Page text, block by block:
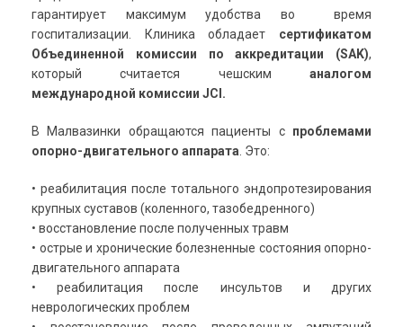
гарантирует максимум удобства во время
госпитализации. Клиника обладает сертификатом
Объединенной комиссии по аккредитации (SAK),
который считается чешским аналогом
международной комиссии JCI.
В Малвазинки обращаются пациенты с проблемами
опорно-двигательного аппарата . Это:
• реабилитация после тотального эндопротезирования
крупных суставов (коленного, тазобедренного)
• восстановление после полученных травм
• острые и хронические болезненные состояния опорно-
двигательного аппарата
• реабилитация после инсультов и других
неврологических проблем